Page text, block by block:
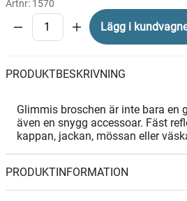
Artnr: 1570
Lägg i
PRODUKTBESKRIVNING
Glimmis broschen är inte bara en
även en snygg accessoar. Fäst
kappan, jackan, mössan eller
PRODUKTINFORMATION